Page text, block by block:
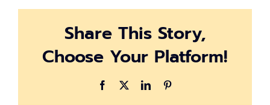
Share This Story,
Choose Your Platform!
Facebook LinkedIn